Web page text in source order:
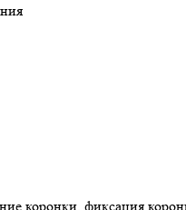
коронки, фиксация